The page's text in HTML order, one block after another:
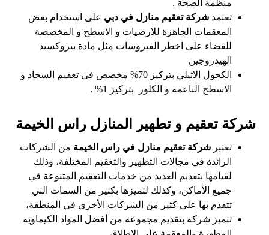
منظمة الصحة .
تعتمدشركة تعقيم منازل في دبي على استخدام بعض
المعقمات الجاهزة للارضيات و الاسطح و المخصصة
للقضاء على اخطر الفيروسات مثل مادة بيروكسيد
الهيدروجين
الكحول الاثيلي بتركيز 70% مخصص في تعقيم السجاد و
الاسطح الناعمة و الكلور بتركيز 1% .
شركة تعقيم و تطهير المنازل راس الخيمة
تعتبرشركة تعقيم منازل في راس الخيمة من الشركات
الرائدة في مجالات التطهير والتعقيم المختلفة، وذلك
لقيامها بتقديم العديد من خدمات التعقيم المتنوعة في
جميع الأماكن، وكذلك لتميزها بكثير من السمات التي
تتقدم بها على كثير من الشركات الأخرى في المنطقة،
تتميز شركة بتقديم مجموعة من أفضل المواد الكيماوية